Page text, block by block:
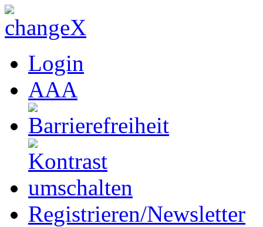
Login
AAA
Registrieren/Newsletter